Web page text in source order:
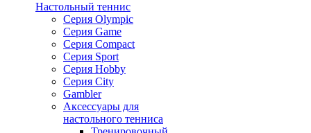
Настольный теннис
Серия Olympic
Серия Game
Серия Compact
Серия Sport
Серия Hobby
Серия City
Gambler
Аксессуары для
настольного тенниса